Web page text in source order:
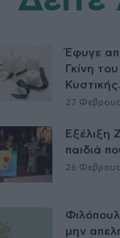
Έφυγε
Γκίνη
27
Εξέλιξη
παιδιά
26
μην